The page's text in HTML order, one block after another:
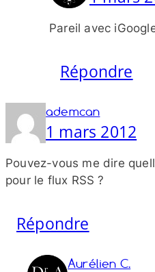
Pareil avec
Répondre
ademcan
1 mars 2012
Pouvez-​vous me dire
pour le flux RSS ?
Répondre
Aurélien C.